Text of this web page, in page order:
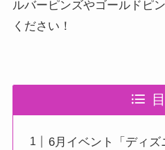
ルバーピンズやゴールドピ
ください！
6月イベント「ディズ